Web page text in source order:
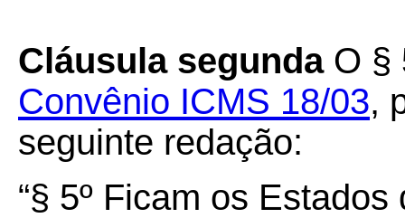
Cláusula segundaO §
Convênio ICMS 18/03,
seguinte redação:
“§ 5º Ficam os